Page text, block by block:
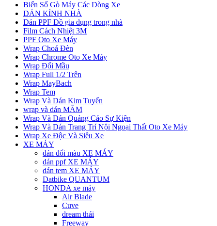
Biển Số Gò Máy Các Dòng Xe
DÁN KÍNH NHÀ
Dán PPF Đồ gia dụng trong nhà
Film Cách Nhiệt 3M
PPF Oto Xe Máy
Wrap Choá Đèn
Wrap Chrome Oto Xe Máy
Wrap Đổi Mầu
Wrap Full 1/2 Trên
Wrap MayBach
Wrap Tem
Wrap Và Dán Kim Tuyến
wrap và dán MÂM
Wrap Và Dán Quảng Cáo Sự Kiện
Wrap Và Dán Trang Trí Nội Ngoại Thất Oto Xe Máy
Wrap Xe Độc Và Siêu Xe
XE MÁY
dán đổi màu XE MÁY
dán ppf XE MÁY
dán tem XE MÁY
Datbike QUANTUM
HONDA xe máy
Air Blade
Cuve
dream thái
Freeway